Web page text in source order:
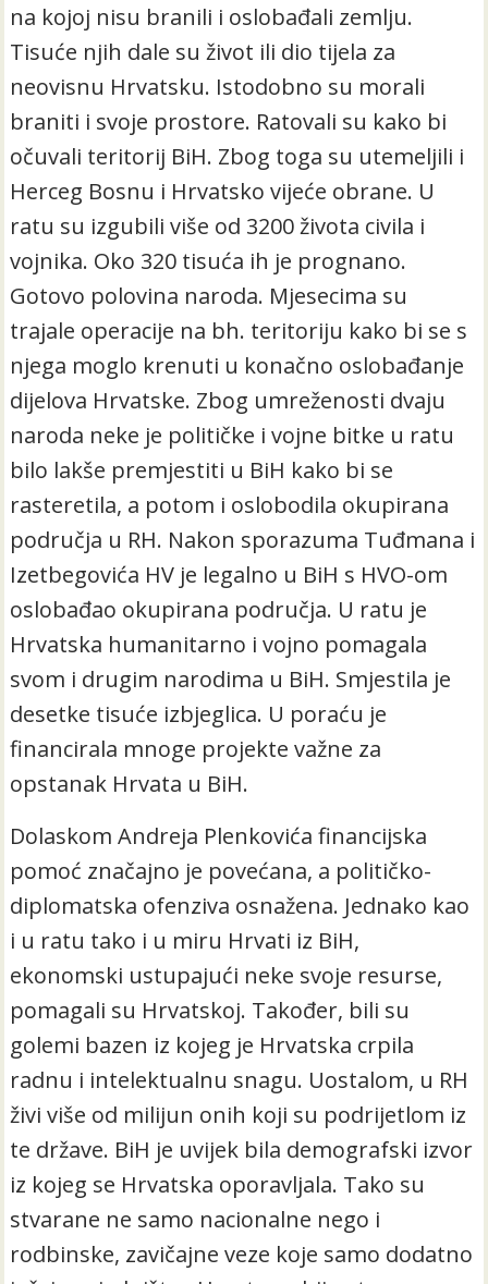
na kojoj nisu branili i oslobađali zemlju.
Tisuće njih dale su život ili dio tijela za
neovisnu Hrvatsku. Istodobno su morali
braniti i svoje prostore. Ratovali su kako bi
očuvali teritorij BiH. Zbog toga su utemeljili i
Herceg Bosnu i Hrvatsko vijeće obrane. U
ratu su izgubili više od 3200 života civila i
vojnika. Oko 320 tisuća ih je prognano.
Gotovo polovina naroda. Mjesecima su
trajale operacije na bh. teritoriju kako bi se s
njega moglo krenuti u konačno oslobađanje
dijelova Hrvatske. Zbog umreženosti dvaju
naroda neke je političke i vojne bitke u ratu
bilo lakše premjestiti u BiH kako bi se
rasteretila, a potom i oslobodila okupirana
područja u RH. Nakon sporazuma Tuđmana i
Izetbegovića HV je legalno u BiH s HVO-om
oslobađao okupirana područja. U ratu je
Hrvatska humanitarno i vojno pomagala
svom i drugim narodima u BiH. Smjestila je
desetke tisuće izbjeglica. U poraću je
financirala mnoge projekte važne za
opstanak Hrvata u BiH.
Dolaskom Andreja Plenkovića financijska
pomoć značajno je povećana, a političko-
diplomatska ofenziva osnažena. Jednako kao
i u ratu tako i u miru Hrvati iz BiH,
ekonomski ustupajući neke svoje resurse,
pomagali su Hrvatskoj. Također, bili su
golemi bazen iz kojeg je Hrvatska crpila
radnu i intelektualnu snagu. Uostalom, u RH
živi više od milijun onih koji su podrijetlom iz
te države. BiH je uvijek bila demografski izvor
iz kojeg se Hrvatska oporavljala. Tako su
stvarane ne samo nacionalne nego i
rodbinske, zavičajne veze koje samo dodatno